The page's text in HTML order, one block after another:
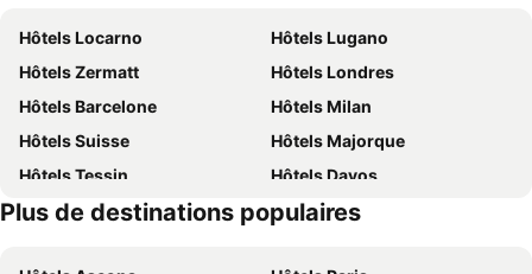
Hôtels Locarno
Hôtels Lugano
Hôtels Zermatt
Hôtels Londres
Hôtels Barcelone
Hôtels Milan
Hôtels Suisse
Hôtels Majorque
Hôtels Tessin
Hôtels Davos
Hôtels Sardaigne
Hôtels Italie
Plus de destinations populaires